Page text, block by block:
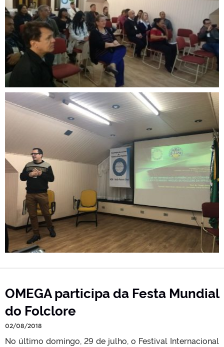
OMEGA participa da Festa Mundial
do Folclore
02/08/2018
No último domingo, 29 de julho, o Festival Internacional